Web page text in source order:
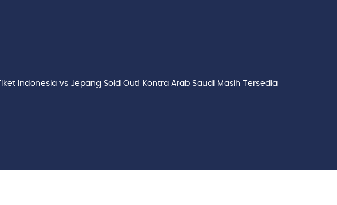
Tiket Indonesia vs Jepang Sold Out! Kontra Arab Saudi Masih Tersedia